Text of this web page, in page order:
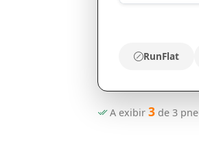
RunFlat
A exibir 3de 3